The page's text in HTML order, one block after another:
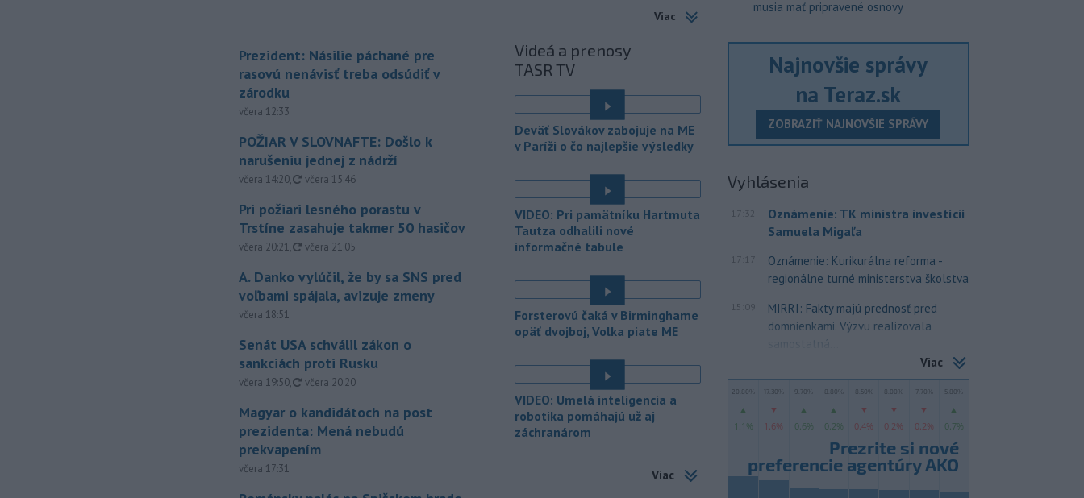
Prezident: Násilie páchané pre
rasovú nenávisť treba odsúdiť v
zárodku
včera 12:33
POŽIAR V SLOVNAFTE: Došlo k
narušeniu jednej z nádrží
včera 14:20, aktualizované
včera 15:46
Pri požiari lesného porastu v
Trstíne zasahuje takmer 50 hasičov
včera 20:21, aktualizované
včera 21:05
A. Danko vylúčil, že by sa SNS pred
voľbami spájala, avizuje zmeny
včera 18:51
Senát USA schválil zákon o
sankciách proti Rusku
včera 19:50, aktualizované
včera 20:20
Magyar o kandidátoch na post
prezidenta: Mená nebudú
prekvapením
včera 17:31
Slovenská polícia prispela k
ktorý sa podarilo ukončiť
právoplatným odsúdením páchateľa v
15:21 - Piatkový požiar v
bratislavskej rafinérii Slovnaft je
pod kontrolou.Príčina jeho vzniku
TASR to potvrdil hovorca rafinérie
Anton Molnár.
15:17 - Ministerstvo kultúry (MK) SR
upraví verziu opatrenia o
pôsobnosti rezortu.
14:17 -
V bratislavskej rafinérii
Slovnaft horí uskladnený ropný
rafinéria s tým, že obyvateľom nehrozí
13:50 - Jedným zo zdravotných rizík
na festivale môže byť vyššia
úroveň hluku. Je preto dobré držať sa
chrániče sluchu či dodržiavať
Viac
Videá a prenosy
TASR TV
Deväť Slovákov zabojuje na ME
v Paríži o čo najlepšie výsledky
VIDEO: Pri pamätníku Hartmuta
Tautza odhalili nové
informačné tabule
Forsterovú čaká v Birminghame
opäť dvojboj, Volka piate ME
VIDEO: Umelá inteligencia a
robotika pomáhajú už aj
záchranárom
Viac
musia mať pripravené osnovy
Najnovšie správy
na Teraz.sk
ZOBRAZIŤ NAJNOVŠIE SPRÁVY
Vyhlásenia
17:32
Oznámenie: TK ministra investícií
Samuela Migaľa
17:17
Oznámenie: Kurikurálna reforma -
regionálne turné ministerstva školstva
15:09
MIRRI: Fakty majú prednosť pred
domnienkami. Výzvu realizovala
samostatná...
Viac